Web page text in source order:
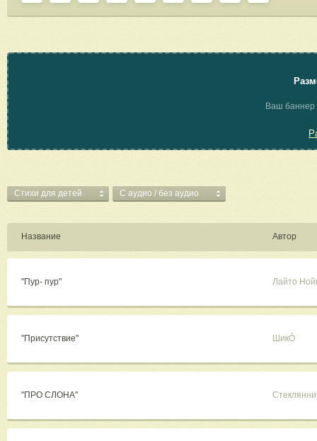
Ваш баннер
Стихи для детей C аудио / без аудио
Название Автор
"Пур- пур" Лайто
"Присутствие" ШикÓ
"ПРО СЛОНА"